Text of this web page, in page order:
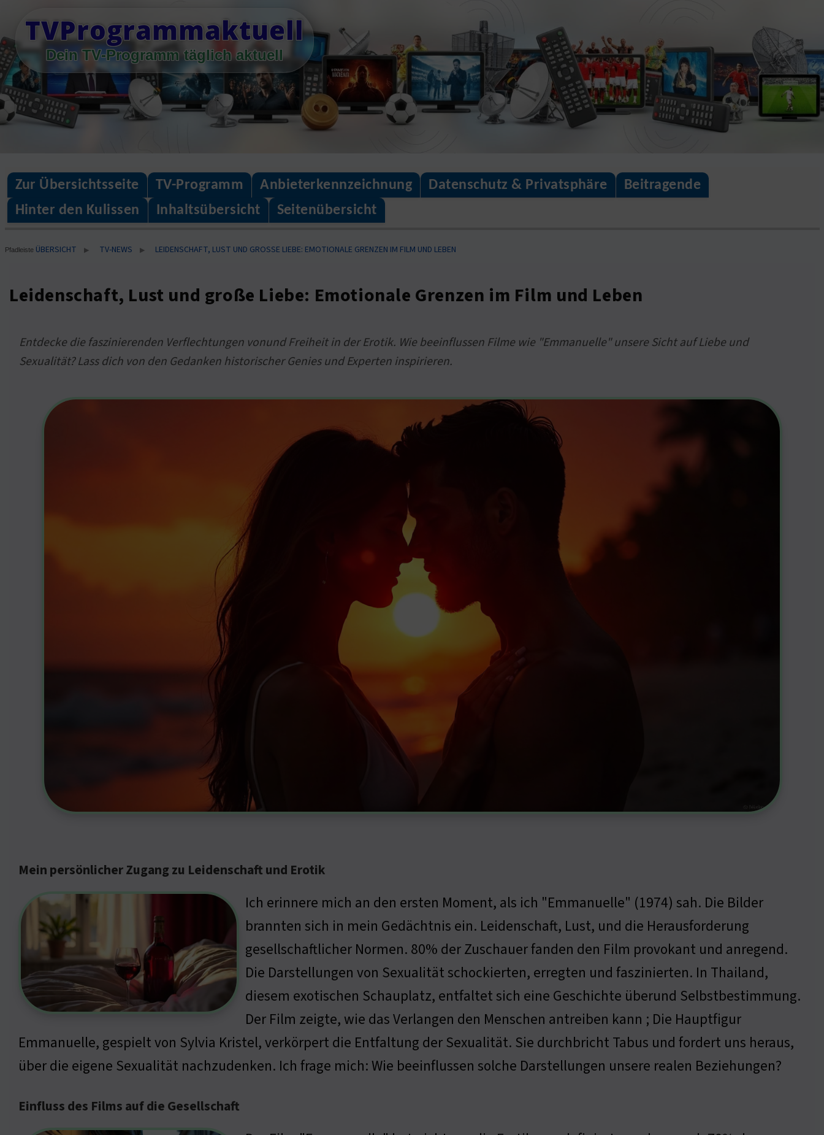
content
TVProgrammaktuell
Dein TV-Programm täglich aktuell
Zur Übersichtsseite TV-Programm Anbieterkennzeichnung Datenschutz & Privatsphäre
Beitragende
Hinter den Kulissen
Inhaltsübersicht Seitenübersicht
Pfadleiste ÜBERSICHT ▶ TV-NEWS ▶ LEIDENSCHAFT, LUST UND GROSSE LIEBE: EMOTIONALE GRENZEN IM FILM UND LEBEN
Leidenschaft, Lust und große Liebe: Emotionale Grenzen im Film und Leben
Entdecke die faszinierenden Verflechtungen vonund Freiheit in der Erotik. Wie beeinflussen Filme wie "Emmanuelle" unsere Sicht auf Liebe und
Sexualität? Lass dich von den Gedanken historischer Genies und Experten inspirieren.
Mein persönlicher Zugang zu Leidenschaft und Erotik
Ich erinnere mich an den ersten Moment, als ich "Emmanuelle" (1974) sah. Die Bilder
brannten sich in mein Gedächtnis ein. Leidenschaft, Lust, und die Herausforderung
gesellschaftlicher Normen. 80% der Zuschauer fanden den Film provokant und anregend.
Die Darstellungen von Sexualität schockierten, erregten und faszinierten. In Thailand,
diesem exotischen Schauplatz, entfaltet sich eine Geschichte überund Selbstbestimmung.
Der Film zeigte, wie das Verlangen den Menschen antreiben kann ; Die Hauptfigur
Emmanuelle, gespielt von Sylvia Kristel, verkörpert die Entfaltung der Sexualität. Sie durchbricht Tabus und fordert uns heraus,
über die eigene Sexualität nachzudenken. Ich frage mich: Wie beeinflussen solche Darstellungen unsere realen Beziehungen?
Einfluss des Films auf die Gesellschaft